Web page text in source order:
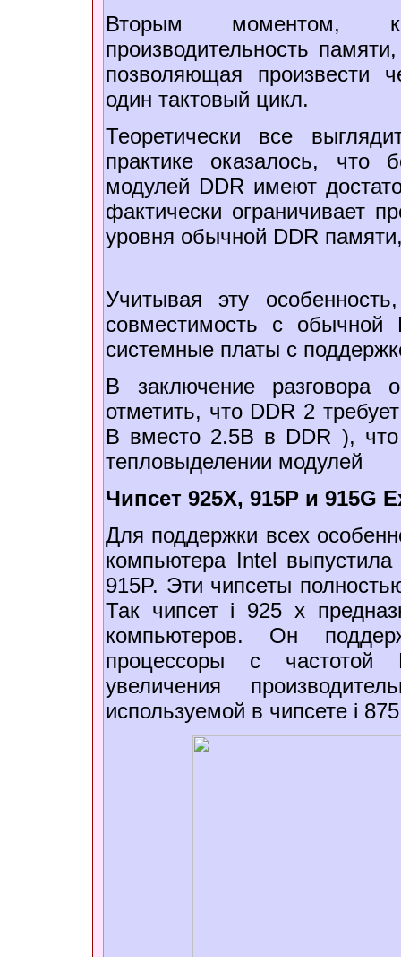
Вторым моментом,
производительность
позволяющая произвести
один тактовый цикл.
Теоретически все
практике оказалось, что
модулей DDR имеют
фактически ограничивает
уровня обычной DDR
Учитывая эту
совместимость с
системные платы с
В заключение
отметить, что DDR 2
В вместо 2.5В в DDR ),
тепловыделении модулей
Чипсет 925X, 915P и 915G
Для поддержки всех
компьютера Intel
915P. Эти чипсеты
Так чипсет i 925 x
компьютеров. Он
процессоры с частотой
увеличения
используемой в чипсете i